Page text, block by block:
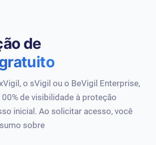
de
o sVigil ou o BeVigil Enterprise,
de visibilidade à proteção
inicial. Ao solicitar acesso, você
sobre